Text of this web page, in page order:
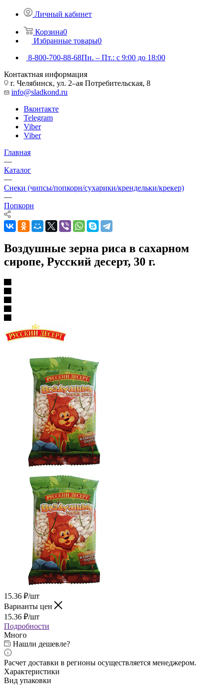
Личный кабинет
Корзина0
Избранные товары0
8-800-700-88-68Пн. – Пт.: с 9:00 до 18:00
Контактная информация
г. Челябинск, ул. 2–ая Потребительская, 8
info@sladkond.ru
Вконтакте
Telegram
Viber
Viber
Главная
—
Каталог
—
Снеки (чипсы/попкорн/сухарики/крендельки/крекер)
—
Попкорн
Воздушные зерна риса в сахарном
сиропе, Русский десерт, 30 г.
15.36 ₽/шт
Варианты цен
15.36 ₽/шт
Подробности
Много
Нашли дешевле?
Расчет доставки в регионы осуществляется менеджером.
Характеристики
Вид упаковки